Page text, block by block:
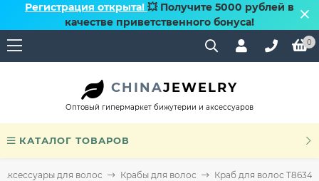
Регистрация открыта! 💥 Получите 5000 рублей в
качестве приветственного бонуса!
0
CHINAJEWELRY
Оптовый гипермаркет бижутерии и аксессуаров
КАТАЛОГ ТОВАРОВ
Аксессуары для волос Крабы для волос Краб для волос T86341